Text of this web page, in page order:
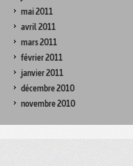
mai 2011
avril 2011
mars 2011
février 2011
janvier 2011
décembre 2010
novembre 2010